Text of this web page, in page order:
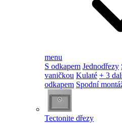
menu
S odkapem Jednodřezy
vaničkou Kulaté + 3
odkapem Spodní
Tectonite dřezy